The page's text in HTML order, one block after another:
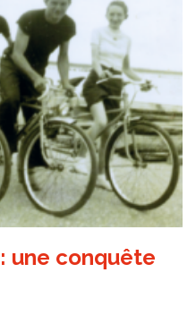
une conquête